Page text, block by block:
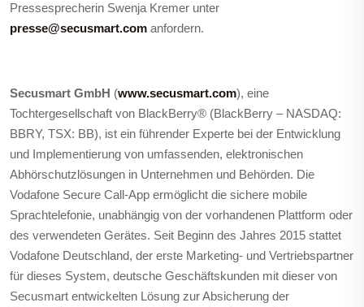
Pressesprecherin Swenja Kremer unter
presse@secusmart.com anfordern.
Secusmart GmbH (www.secusmart.com), eine
Tochtergesellschaft von BlackBerry® (BlackBerry – NASDAQ:
BBRY, TSX: BB), ist ein führender Experte bei der Entwicklung
und Implementierung von umfassenden, elektronischen
Abhörschutzlösungen in Unternehmen und Behörden. Die
Vodafone Secure Call-App ermöglicht die sichere mobile
Sprachtelefonie, unabhängig von der vorhandenen Plattform oder
des verwendeten Gerätes. Seit Beginn des Jahres 2015 stattet
Vodafone Deutschland, der erste Marketing- und Vertriebspartner
für dieses System, deutsche Geschäftskunden mit dieser von
Secusmart entwickelten Lösung zur Absicherung der